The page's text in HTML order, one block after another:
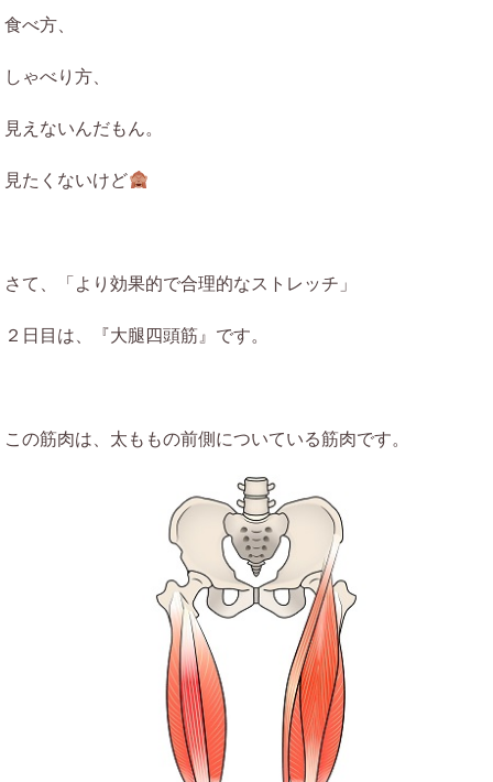
食べ方、
しゃべり方、
見えないんだもん。
見たくないけど
さて、「より効果的で合理的なストレッチ」
２日目は、『大腿四頭筋』です。
この筋肉は、太ももの前側についている筋肉です。